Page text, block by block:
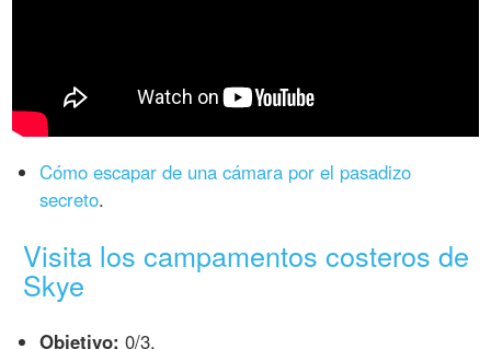
Cómo escapar de una cámara por el pasadizo
secreto.
Visita los campamentos costeros de
Skye
Objetivo: 0/3.